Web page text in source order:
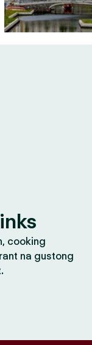
cooking
na gustong